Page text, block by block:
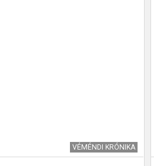
VÉMÉNDI KRÓNIKA